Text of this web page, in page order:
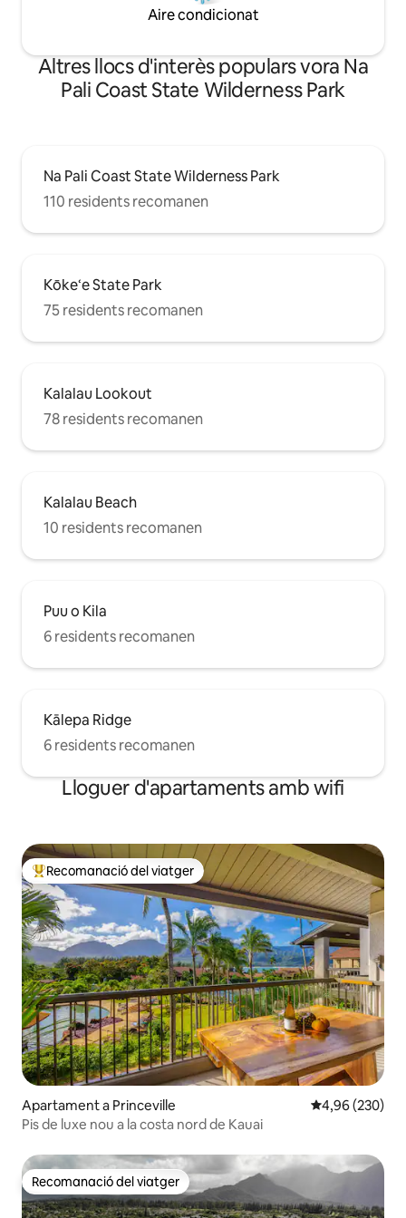
Aire condicionat
Altres llocs d'interès populars vora Na
Pali Coast State Wilderness Park
Na Pali Coast State Wilderness Park
110 residents recomanen
Kōke‘e State Park
75 residents recomanen
Kalalau Lookout
78 residents recomanen
Kalalau Beach
10 residents recomanen
Puu o Kila
6 residents recomanen
Kālepa Ridge
6 residents recomanen
Lloguer d'apartaments amb wifi
Principals recomanacions dels viatgers
Recomanació del viatger
Apartament a Princeville 4,96 de
4,96 (230)
Pis de luxe nou a la costa nord de Kauai
Recomanació del viatger
Recomanació del viatger